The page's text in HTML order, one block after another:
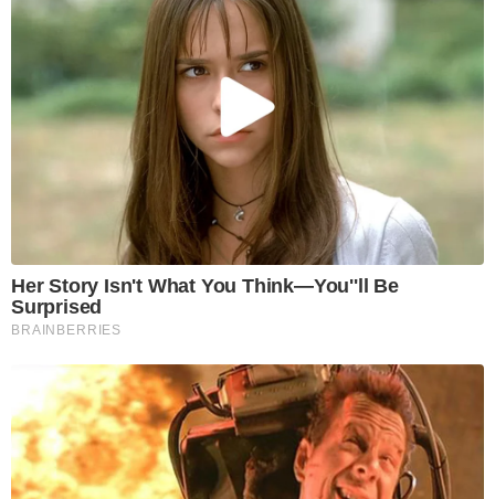
Her Story Isn't What You Think—You''ll Be
Surprised
BRAINBERRIES